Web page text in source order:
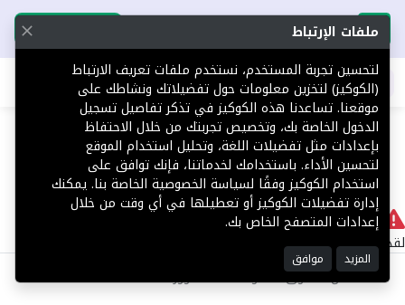
تحميل التطبيق تحميل التطبيق
اطلب عقارك
404 لا يوجد
لقد حدث خطأ داخلي أثناء معالجة طلبك.
©2025 كل الحقوق محفوظة منصة توور
ملفات الإرتباط
لتحسين تجربة المستخدم، نستخدم ملفات تعريف الارتباط
(الكوكيز) لتخزين معلومات حول تفضيلاتك ونشاطك على
موقعنا. تساعدنا هذه الكوكيز في تذكر تفاصيل تسجيل
الدخول الخاصة بك، وتخصيص تجربتك من خلال الاحتفاظ
بإعدادات مثل تفضيلات اللغة، وتحليل استخدام الموقع
لتحسين الأداء. باستخدامك لخدماتنا، فإنك توافق على
استخدام الكوكيز وفقًا لسياسة الخصوصية الخاصة بنا. يمكنك
إدارة تفضيلات الكوكيز أو تعطيلها في أي وقت من خلال
إعدادات المتصفح الخاص بك.
المزيد موافق